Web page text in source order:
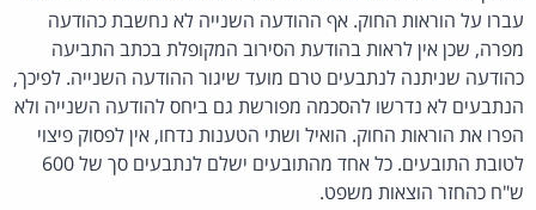
עברו על הוראות החוק. אף ההודעה השנייה לא נחשבת כהודעה
מפרה, שכן אין לראות בהודעת הסירוב המקופלת בכתב התביעה
כהודעה שניתנה לנתבעים טרם מועד שיגור ההודעה השנייה. לפיכך,
הנתבעים לא נדרשו להסכמה מפורשת גם ביחס להודעה השנייה ולא
הפרו את הוראות החוק. הואיל ושתי הטענות נדחו, אין לפסוק פיצוי
לטובת התובעים. כל אחד מהתובעים ישלם לנתבעים סך של 600
ש"ח כהחזר הוצאות משפט.